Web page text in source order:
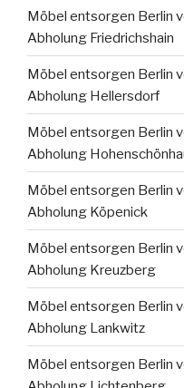
Möbel entsorgen Berlin
Abholung Friedrichshain
Möbel entsorgen Berlin
Abholung Hellersdorf
Möbel entsorgen Berlin
Abholung
Möbel entsorgen Berlin
Abholung Köpenick
Möbel entsorgen Berlin
Abholung Kreuzberg
Möbel entsorgen Berlin
Abholung Lankwitz
Möbel entsorgen Berlin